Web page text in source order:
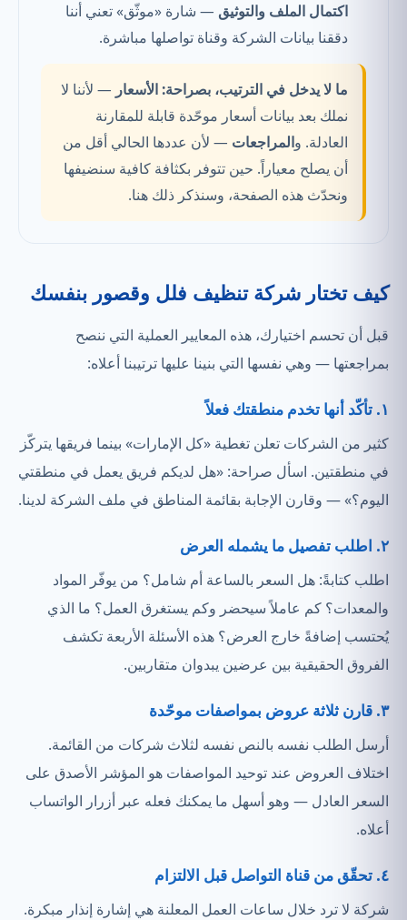
اكتمال الملف والتوثيق — شارة «موثّق» تعني أننا
دققنا بيانات الشركة وقناة تواصلها مباشرة.
ما لا يدخل في الترتيب، بصراحة: الأسعار — لأننا لا
نملك بعد بيانات أسعار موحّدة قابلة للمقارنة
العادلة. والمراجعات — لأن عددها الحالي أقل من
أن يصلح معياراً. حين تتوفر بكثافة كافية سنضيفها
ونحدّث هذه الصفحة، وسنذكر ذلك هنا.
كيف تختار شركة تنظيف فلل وقصور بنفسك
قبل أن تحسم اختيارك، هذه المعايير العملية التي ننصح
بمراجعتها — وهي نفسها التي بنينا عليها ترتيبنا أعلاه:
١. تأكّد أنها تخدم منطقتك فعلاً
كثير من الشركات تعلن تغطية «كل الإمارات» بينما فريقها يتركّز
في منطقتين. اسأل صراحة: «هل لديكم فريق يعمل في منطقتي
اليوم؟» — وقارن الإجابة بقائمة المناطق في ملف الشركة لدينا.
٢. اطلب تفصيل ما يشمله العرض
اطلب كتابةً: هل السعر بالساعة أم شامل؟ من يوفّر المواد
والمعدات؟ كم عاملاً سيحضر وكم يستغرق العمل؟ ما الذي
يُحتسب إضافةً خارج العرض؟ هذه الأسئلة الأربعة تكشف
الفروق الحقيقية بين عرضين يبدوان متقاربين.
٣. قارن ثلاثة عروض بمواصفات موحّدة
أرسل الطلب نفسه بالنص نفسه لثلاث شركات من القائمة.
اختلاف العروض عند توحيد المواصفات هو المؤشر الأصدق على
السعر العادل — وهو أسهل ما يمكنك فعله عبر أزرار الواتساب
أعلاه.
٤. تحقّق من قناة التواصل قبل الالتزام
شركة لا ترد خلال ساعات العمل المعلنة هي إشارة إنذار مبكرة.